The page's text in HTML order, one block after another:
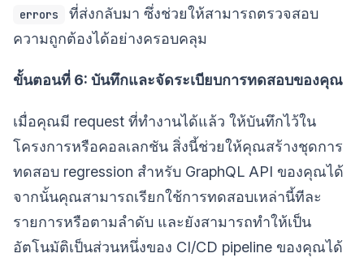
errors
ที่ส่งกลับมา ซึ่งช่วยให้สามารถตรวจสอบ
ความถูกต้องได้อย่างครอบคลุม
ขั้นตอนที่ 6: บันทึกและจัดระเบียบการทดสอบของคุณ
เมื่อคุณมี request ที่ทำงานได้แล้ว ให้บันทึกไว้ใน
โครงการหรือคอลเลกชัน สิ่งนี้ช่วยให้คุณสร้างชุดการ
ทดสอบ regression สำหรับ GraphQL API ของคุณได้
จากนั้นคุณสามารถเรียกใช้การทดสอบเหล่านี้ทีละ
รายการหรือตามลำดับ และยังสามารถทำให้เป็น
อัตโนมัติเป็นส่วนหนึ่งของ CI/CD pipeline ของคุณได้